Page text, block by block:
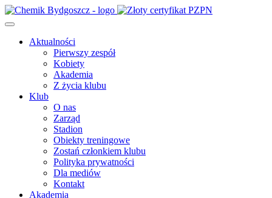
Aktualności
Pierwszy zespół
Kobiety
Akademia
Z życia klubu
Klub
O nas
Zarząd
Stadion
Obiekty treningowe
Zostań członkiem klubu
Polityka prywatności
Dla mediów
Kontakt
Akademia